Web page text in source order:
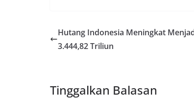
Hutang Indonesia Meningkat
3.444,82 Triliun
Tinggalkan Balasan